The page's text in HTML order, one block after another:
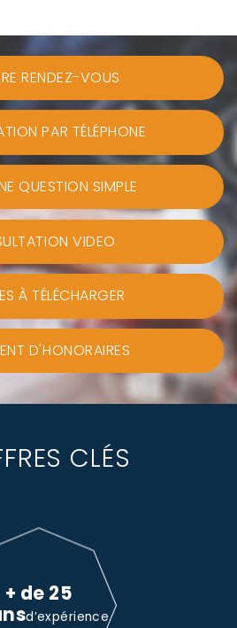
RENDEZ-VOUS
PAR TÉLÉPHONE
QUESTION SIMPLE
VIDEO
À TÉLÉCHARGER
D'HONORAIRES
CLÉS
+ de 25
d’expérience